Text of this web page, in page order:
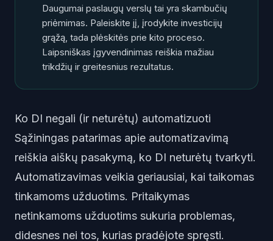
Daugumai paslaugų verslų tai yra skambučių
priėmimas. Paleiskite jį, įrodykite investicijų
grąžą, tada plėskitės prie kito proceso.
Laipsniškas įgyvendinimas reiškia mažiau
trikdžių ir greitesnius rezultatus.
Ko DI negali (ir neturėtų) automatizuoti
Sąžiningas patarimas apie automatizavimą
reiškia aiškų pasakymą, ko DI neturėtų tvarkyti.
Automatizavimas veikia geriausiai, kai taikomas
tinkamoms užduotims. Pritaikymas
netinkamoms užduotims sukuria problemas,
didesnes nei tos, kurias pradėjote spręsti.